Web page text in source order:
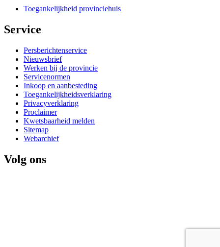
Toegankelijkheid provinciehuis
Service
Persberichtenservice
Nieuwsbrief
Werken bij de provincie
Servicenormen
Inkoop en aanbesteding
Toegankelijkheidsverklaring
Privacyverklaring
Proclaimer
Kwetsbaarheid melden
Sitemap
Webarchief
Volg ons